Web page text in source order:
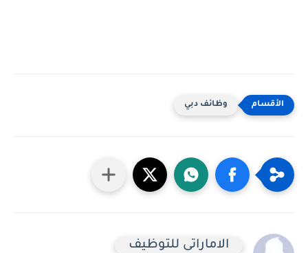
وظائف دبي
الاماراتى للتوظيف